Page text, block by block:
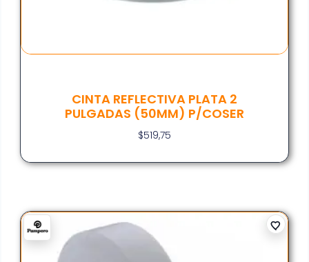
CINTA REFLECTIVA PLATA 2
PULGADAS (50MM) P/COSER
$519,75